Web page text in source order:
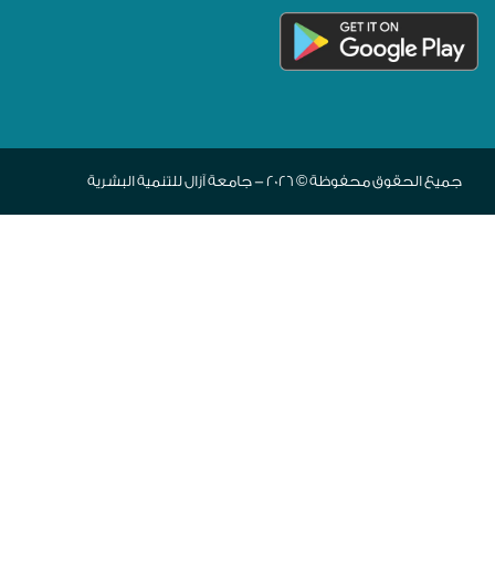
جميع الحقوق محفوظة © 2026 - جامعة آزال للتنمية البشرية